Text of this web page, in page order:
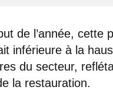
de l’année, cette
inférieure à la
du secteur,
la restauration.